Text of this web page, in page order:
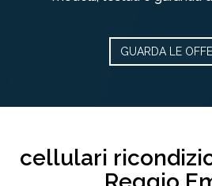
GUARDA LE
cellulari